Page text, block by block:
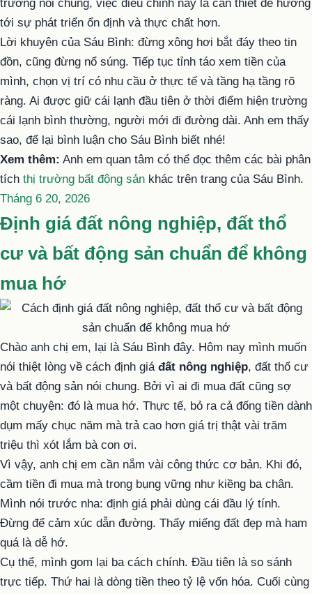
trường nói chung, việc điều chỉnh này là cần thiết để hướng
tới sự phát triển ổn định và thực chất hơn.
Lời khuyên của Sáu Bình: đừng xông hơi bắt đáy theo tin
đồn, cũng đừng nổ súng. Tiếp tục tỉnh táo xem tiền của
mình, chọn vị trí có nhu cầu ở thực tế và tầng hạ tầng rõ
ràng. Ai được giữ cái lạnh đầu tiên ở thời điểm hiện trường
cái lạnh bình thường, người mới đi đường dài. Anh em thấy
sao, để lại bình luận cho Sáu Bình biết nhé!
Xem thêm: Anh em quan tâm có thể đọc thêm các bài phân
tích thị trường bất động sản khác trên trang của Sáu Bình.
Đăng
trong
Tháng 6 20, 2026
Định giá đất nông nghiệp, đất thổ
cư và bất động sản chuẩn để không
mua hớ
Chào anh chị em, lại là Sáu Bình đây. Hôm nay mình muốn
nói thiệt lòng về cách định giá đất nông nghiệp, đất thổ cư
và bất động sản nói chung. Bởi vì ai đi mua đất cũng sợ
một chuyện: đó là mua hớ. Thực tế, bỏ ra cả đống tiền dành
dụm mấy chục năm mà trả cao hơn giá trị thật vài trăm
triệu thì xót lắm bà con ơi.
Vì vậy, anh chị em cần nắm vài công thức cơ bản. Khi đó,
cầm tiền đi mua mà trong bụng vững như kiềng ba chân.
Mình nói trước nha: định giá phải dùng cái đầu lý tính.
Đừng để cảm xúc dẫn đường. Thấy miếng đất đẹp mà ham
quá là dễ hớ.
Cụ thể, mình gom lại ba cách chính. Đầu tiên là so sánh
trực tiếp. Thứ hai là dòng tiền theo tỷ lệ vốn hóa. Cuối cùng